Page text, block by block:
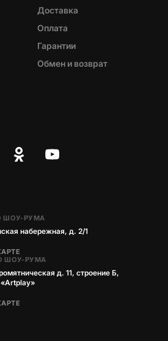
Доставка
Оплата
Гарантии
Обмен и возврат
ШОУ-РУМА
набережная, д. 2/1
ШОУ-РУМА
д. 11, строение Б,
«Artplay»